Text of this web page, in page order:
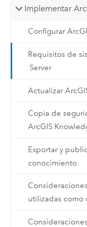
Implementar
Configurar
Requisitos de
Server
Actualizar
Copia de
ArcGIS
Exportar y
conocimiento
utilizadas como